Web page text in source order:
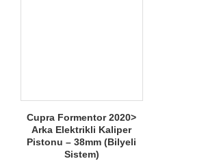
Cupra Formentor 2020>
Arka Elektrikli Kaliper
Pistonu – 38mm (Bilyeli
Sistem)